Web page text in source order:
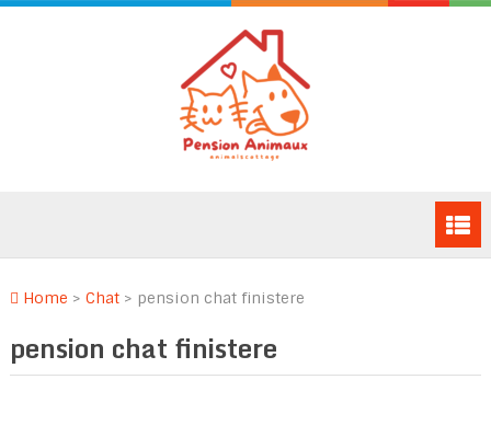
Home > Chat> pension chat finistere
pension chat finistere